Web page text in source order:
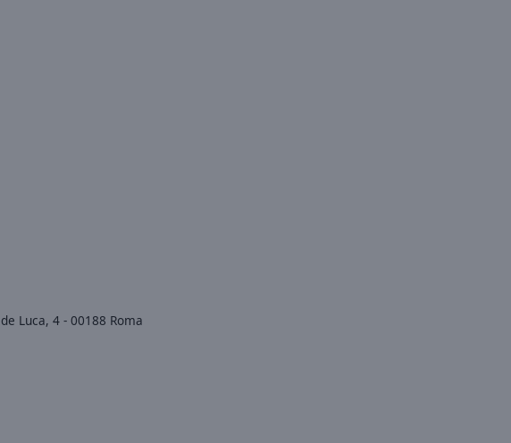
Luca, 4 - 00188 Roma